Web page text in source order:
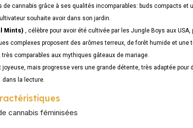
cannabis grâce à ses qualités incomparables: buds compacts et
souhaite avoir dans son jardin.
Mints) , célèbre pour avoir été cultivée par les Jungle Boys aux
complexes proposent des arômes terreux, de forêt humide et
comparables aux mythiques gâteaux de mariage.
joyeuse, mais progresse vers une grande détente, très adaptée pour
dans la lecture.
cannabis féminisées